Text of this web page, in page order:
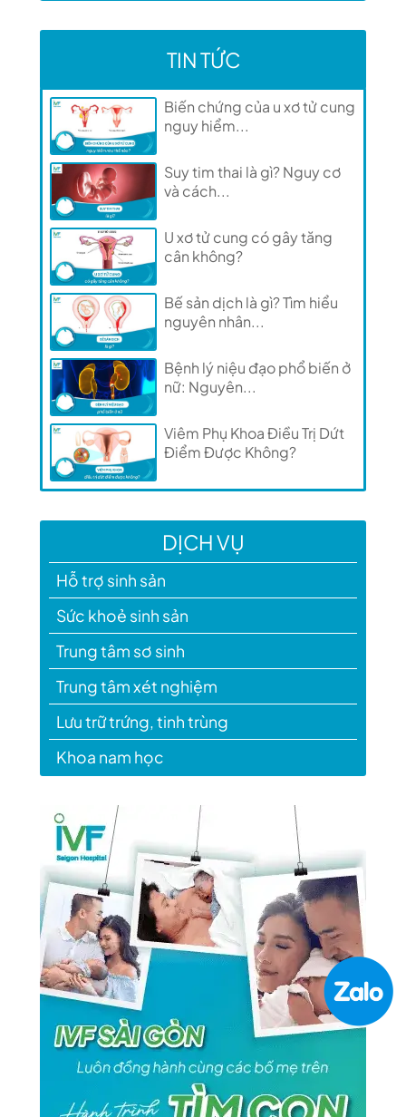
TIN TỨC
Biến chứng của u xơ tử cung
nguy hiểm...
Suy tim thai là gì? Nguy cơ
và cách...
U xơ tử cung có gây tăng
cân không?
Bế sản dịch là gì? Tìm hiểu
nguyên nhân...
Bệnh lý niệu đạo phổ biến ở
nữ: Nguyên...
Viêm Phụ Khoa Điều Trị Dứt
Điểm Được Không?
DỊCH VỤ
Hỗ trợ sinh sản
Sức khoẻ sinh sản
Trung tâm sơ sinh
Trung tâm xét nghiệm
Lưu trữ trứng, tinh trùng
Khoa nam học